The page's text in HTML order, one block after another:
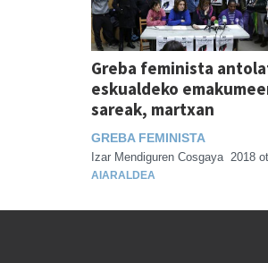
Greba feminista
eskualdeko
sareak, martxan
GREBA FEMINISTA
Izar Mendiguren Cosgaya 2018
AIARALDEA